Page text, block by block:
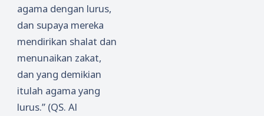
agama dengan lurus,
dan supaya mereka
mendirikan shalat dan
menunaikan zakat,
dan yang demikian
itulah agama yang
lurus.” (QS. Al